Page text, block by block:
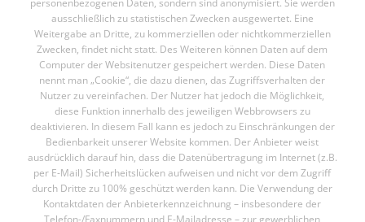
Durch den Besuch unserer Website (Anbieter)können Informationen
über den Zugriff (Datum, Uhrzeit, betrachtete Seite) auf dem Server
gespeichert werden. Diese Daten gehören nicht zu den
personenbezogenen Daten, sondern sind anonymisiert. Sie werden
ausschließlich zu statistischen Zwecken ausgewertet. Eine
Weitergabe an Dritte, zu kommerziellen oder nichtkommerziellen
Zwecken, findet nicht statt. Des Weiteren können Daten auf dem
Computer der Websitenutzer gespeichert werden. Diese Daten
nennt man „Cookie“, die dazu dienen, das Zugriffsverhalten der
Nutzer zu vereinfachen. Der Nutzer hat jedoch die Möglichkeit,
diese Funktion innerhalb des jeweiligen Webbrowsers zu
deaktivieren. In diesem Fall kann es jedoch zu Einschränkungen der
Bedienbarkeit unserer Website kommen. Der Anbieter weist